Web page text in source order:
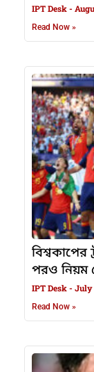
IPT Desk
Read Now »
পরও নিয়ম
IPT Desk July
Read Now »